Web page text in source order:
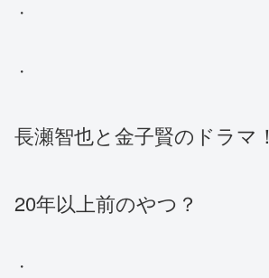
・
・
長瀬智也と金子賢のドラマ！
20年以上前のやつ？
・